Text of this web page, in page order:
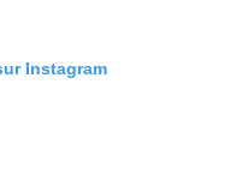
Instagram